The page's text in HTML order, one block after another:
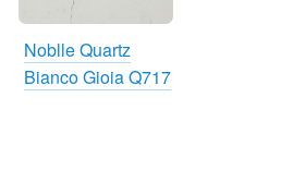
Noblle Quartz
Bianco Gioia Q717